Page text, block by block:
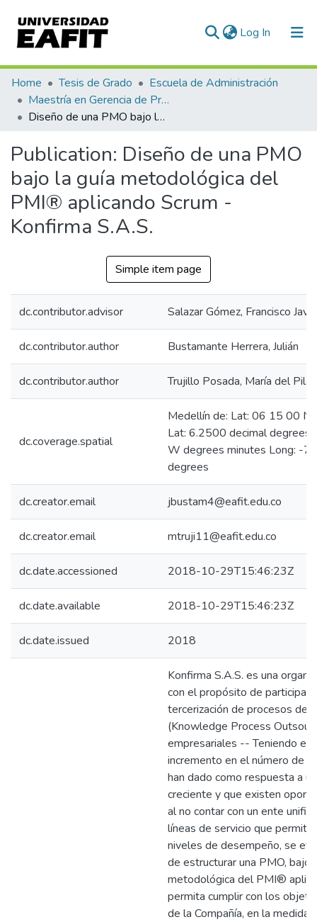
Log In (current)
Communities & Collections
All of DSpace
Home Tesis de Grado
Escuela de Administración
Maestría en Gerencia de Proyectos (Tesis)
Diseño de una PMO bajo la guía metodológica del PMI® aplicando Scrum - Konfirma S.A.S.
Publication: Diseño de una PMO
bajo la guía metodológica del
PMI® aplicando Scrum -
Konfirma S.A.S.
Simple item page
dc.contributor.advisor Salazar Gómez, Francisco
dc.contributor.author Bustamante Herrera, Julián
dc.contributor.author Trujillo Posada, María del Pilar
dc.coverage.spatial
Medellín de: Lat: 06 15 00 N
Lat: 6.2500 decimal
W degrees minutes Long: -
degrees
dc.creator.email jbustam4@eafit.edu.co
dc.creator.email mtruji11@eafit.edu.co
dc.date.accessioned 2018-10-29T15:46:23Z
dc.date.available 2018-10-29T15:46:23Z
dc.date.issued 2018
Konfirma S.A.S. es una
con el propósito de participar
tercerización de procesos de
(Knowledge Process
empresariales -- Teniendo en
incremento en el número de
han dado como respuesta a
creciente y que existen
al no contar con un ente
líneas de servicio que permita
niveles de desempeño, se
de estructurar una PMO, bajo
metodológica del PMI®
permita cumplir con los
de la Compañía, en la medida